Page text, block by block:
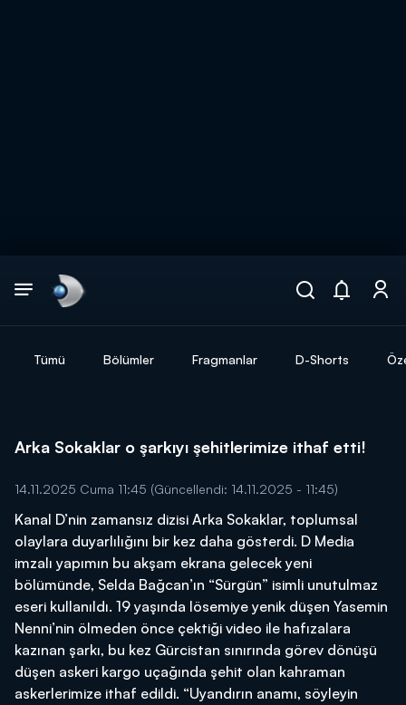
Tümü Bölümler Fragmanlar D-Shorts
Arka Sokaklar o şarkıyı şehitlerimize ithaf etti!
14.11.2025 Cuma 11:45 (Güncellendi: 14.11.2025 - 11:45)
Kanal D’nin zamansız dizisi Arka Sokaklar, toplumsal
olaylara duyarlılığını bir kez daha gösterdi. D Media
imzalı yapımın bu akşam ekrana gelecek yeni
bölümünde, Selda Bağcan’ın “Sürgün” isimli unutulmaz
eseri kullanıldı. 19 yaşında lösemiye yenik düşen Yasemin
Nenni’nin ölmeden önce çektiği video ile hafızalara
kazınan şarkı, bu kez Gürcistan sınırında görev dönüşü
düşen askeri kargo uçağında şehit olan kahraman
askerlerimize ithaf edildi. “Uyandırın anamı, söyleyin